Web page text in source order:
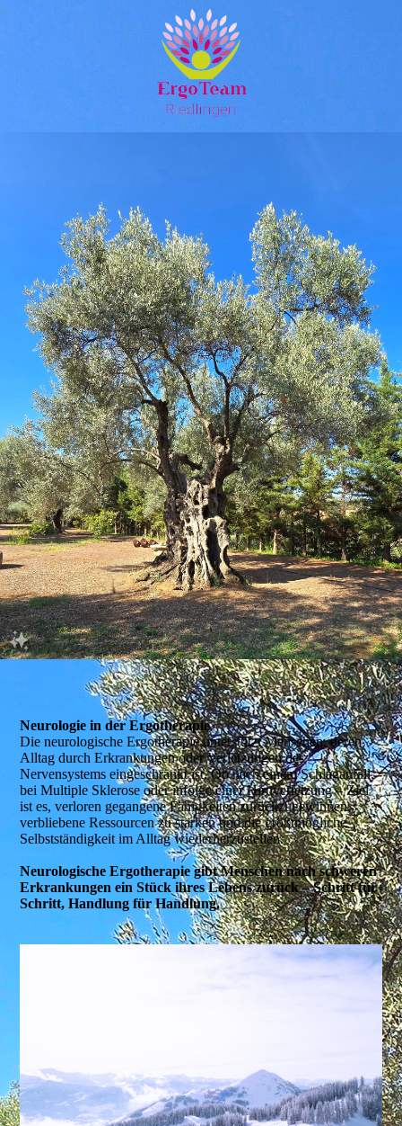
Neurologie in der Ergotherapie
Die neurologische Ergotherapie unterstützt Menschen, deren
Alltag durch Erkrankungen oder Verletzungen des
Nervensystems eingeschränkt ist. Ob nach einem Schlaganfall,
bei Multiple Sklerose oder infolge einer Hirnverletzung – Ziel
ist es, verloren gegangene Fähigkeiten zurückzugewinnen,
verbliebene Ressourcen zu stärken und die größtmögliche
Selbstständigkeit im Alltag wiederherzustellen.
Neurologische Ergotherapie gibt Menschen nach schweren
Erkrankungen ein Stück ihres Lebens zurück – Schritt für
Schritt, Handlung für Handlung.